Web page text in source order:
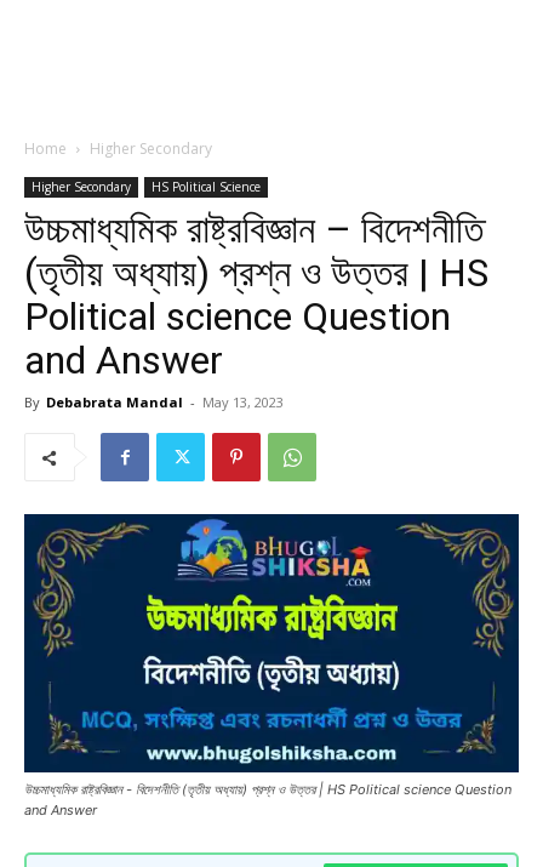
Home Higher Secondary
Higher Secondary HS Political Science
উচ্চমাধ্যমিক রাষ্ট্রবিজ্ঞান – বিদেশনীতি
(তৃতীয় অধ্যায়) প্রশ্ন ও উত্তর | HS
Political science Question
and Answer
By Debabrata Mandal - May 13, 2023
উচ্চমাধ্যমিক রাষ্ট্রবিজ্ঞান - বিদেশনীতি (তৃতীয় অধ্যায়) প্রশ্ন ও উত্তর | HS Political science Question
and Answer